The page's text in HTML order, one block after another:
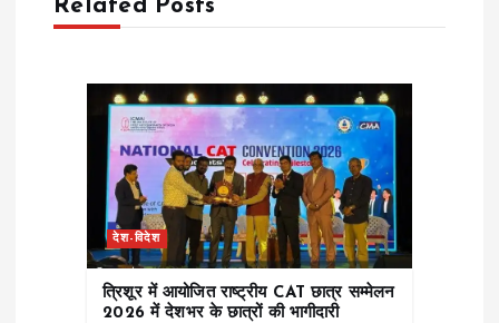
vRelated Posts
देश-विदेश
त्रिशूर में आयोजित राष्ट्रीय CAT छात्र सम्मेलन
2026 में देशभर के छात्रों की भागीदारी